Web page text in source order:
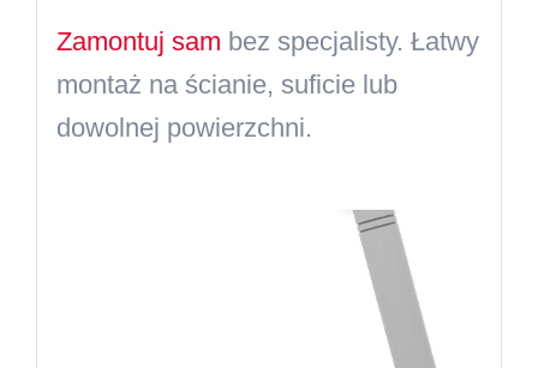
Zamontuj sam bez specjalisty. Łatwy
montaż na ścianie, suficie lub
dowolnej powierzchni.